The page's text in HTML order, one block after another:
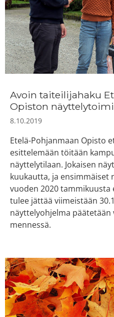
Avoin taiteilijahaku
Opiston
8.10.2019
Etelä-Pohjanmaan Opisto
esittelemään töitään
näyttelytilaan. Jokaisen
kuukautta, ja ensimmäiset
vuoden 2020 tammikuusta
tulee jättää viimeistään
näyttelyohjelma
mennessä.